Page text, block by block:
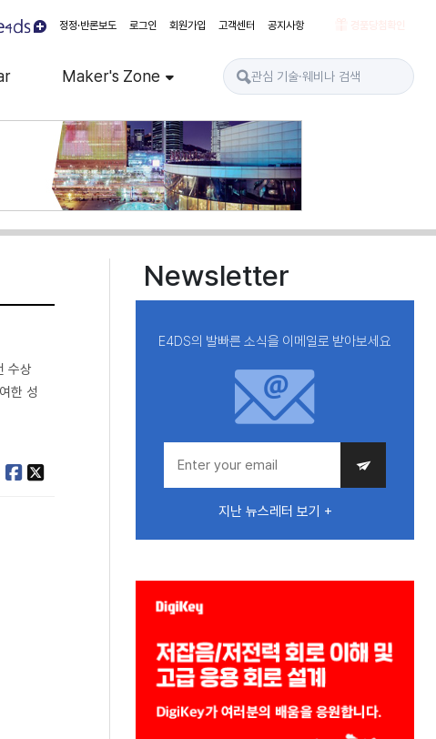
정정·반론보도 로그인 회원가입 고객센터 공지사항
Maker's Zone
수상
한 성
Newsletter
E4DS의 발빠른 소식을 이메일로 받아보세요
지난 뉴스레터 보기 +